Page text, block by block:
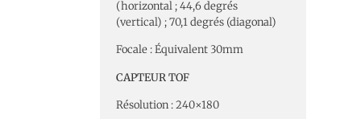
(horizontal ; 44,6 degrés
(vertical) ; 70,1 degrés (diagonal)
Focale : Équivalent 30mm
CAPTEUR TOF
Résolution : 240×180